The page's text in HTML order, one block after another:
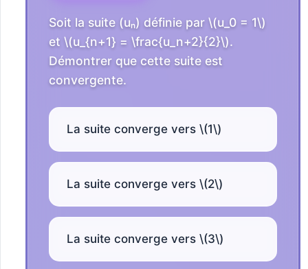
Soit la suite (uₙ) définie par \(u_0 = 1\)
et \(u_{n+1} = \frac{u_n+2}{2}\).
Démontrer que cette suite est
convergente.
La suite converge vers \(1\)
La suite converge vers \(2\)
La suite converge vers \(3\)